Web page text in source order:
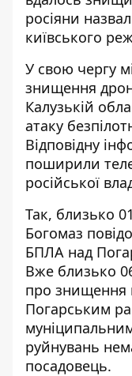
росіяни
київського
У свою чергу
знищення
Калузькій
атаку
Відповідну
поширили
російської
Так, близько
Богомаз
БПЛА над
Вже близько
про знищення
Погарським
руйнувань
посадовець.